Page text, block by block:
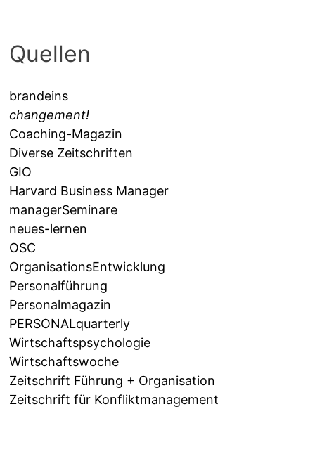
Quellen
brandeins
changement!
Coaching-Magazin
Diverse Zeitschriften
GIO
Harvard Business Manager
managerSeminare
neues-lernen
OSC
OrganisationsEntwicklung
Personalführung
Personalmagazin
PERSONALquarterly
Wirtschaftspsychologie
Wirtschaftswoche
Zeitschrift Führung + Organisation
Zeitschrift für Konfliktmanagement